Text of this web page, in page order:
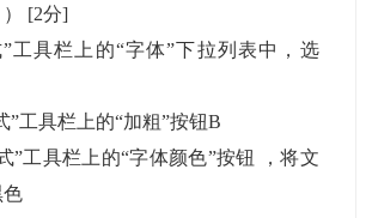
[2分]
工具栏上的“字体”下拉列表中，选
”工具栏上的“加粗”按钮B
”工具栏上的“字体颜色”按钮 ，将文
色